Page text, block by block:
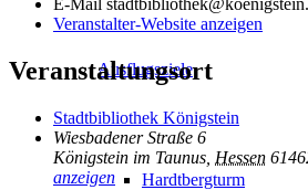
Ausflugsziele
Hardtbergturm
E-Mail
Veranstalter-Website anzeigen
Veranstaltungsort
Stadtbibliothek Königstein
Wiesbadener Straße 6
Königstein im Taunus Hessen
anzeigen